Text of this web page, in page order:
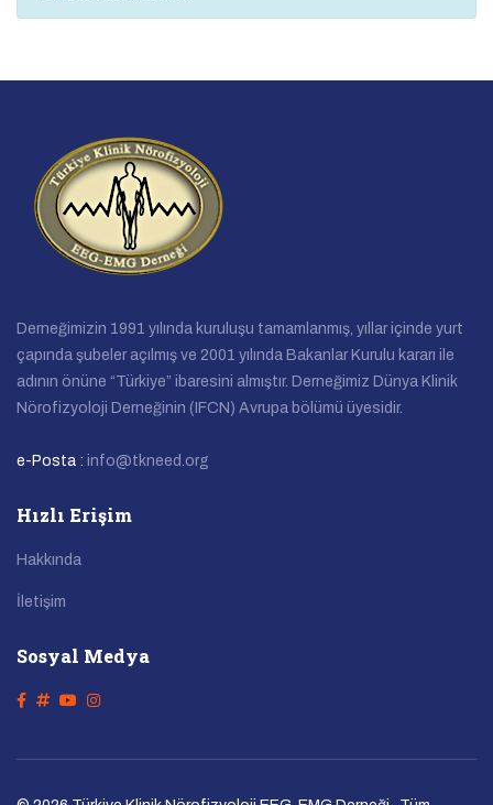
Derneğimizin 1991 yılında kuruluşu tamamlanmış, yıllar içinde yurt
çapında şubeler açılmış ve 2001 yılında Bakanlar Kurulu kararı ile
adının önüne “Türkiye” ibaresini almıştır. Derneğimiz Dünya Klinik
Nörofizyoloji Derneğinin (IFCN) Avrupa bölümü üyesidir.
e-Posta : info@tkneed.org
Hızlı Erişim
Hakkında
İletişim
Sosyal Medya